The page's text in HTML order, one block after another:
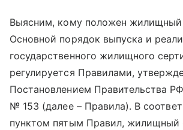
Выясним, кому положен жилищный
Основной порядок выпуска и
государственного жилищного
регулируется Правилами,
Постановлением Правительства
№ 153 (далее – Правила). В
пунктом пятым Правил, жилищный